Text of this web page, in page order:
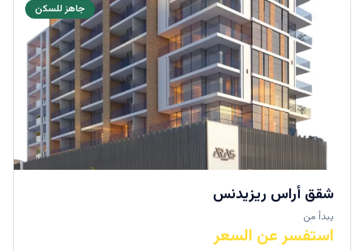
جاهز للسكن
شقق أراس ريزيدنس
يبدأ من
استفسر عن السعر